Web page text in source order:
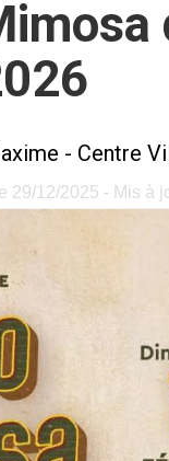
- Centre
29/12/2025 - Mis à